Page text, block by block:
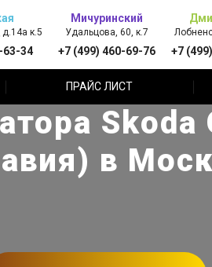
к.5
63-34
Мичуринский
Удальцова, 60, к.7
+7 (499) 460-69-76 +7
ПРАЙС ЛИСТ
в